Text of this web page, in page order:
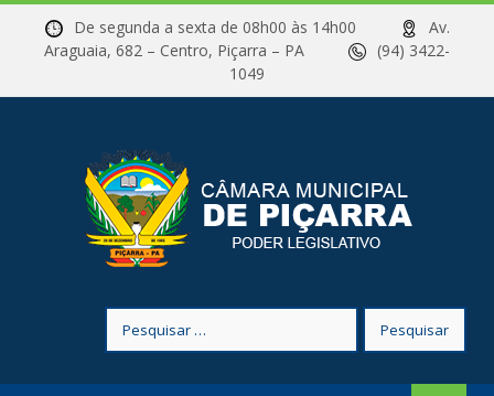
De segunda a sexta de 08h00 às 14h00
Av.
Araguaia, 682 – Centro, Piçarra – PA
(94) 3422-
1049
por: